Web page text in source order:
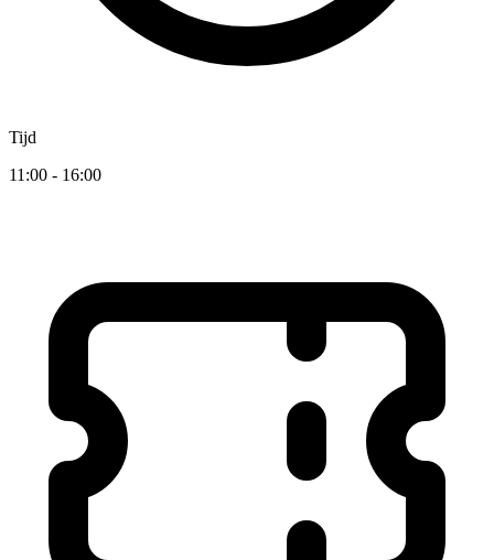
Tijd
11:00 - 16:00